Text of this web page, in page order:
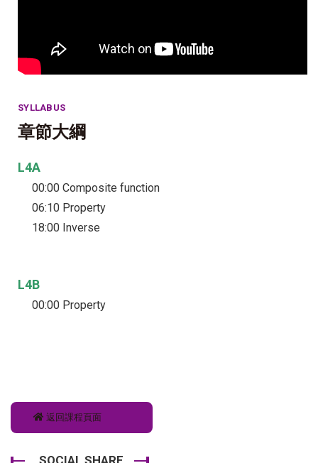
SYLLABUS
章節大綱
L4A
00:00 Composite function
06:10 Property
18:00 Inverse
L4B
00:00 Property
返回課程頁面
SOCIAL SHARE